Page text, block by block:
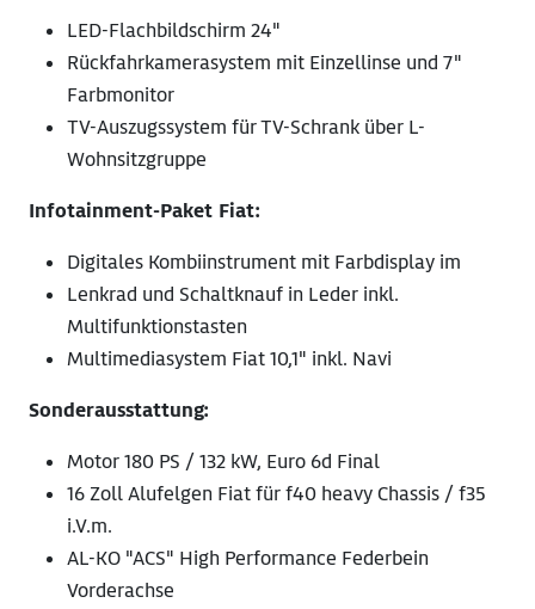
LED-Flachbildschirm 24"
Rückfahrkamerasystem mit Einzellinse und 7"
Farbmonitor
TV-Auszugssystem für TV-Schrank über L-
Wohnsitzgruppe
Infotainment-Paket Fiat:
Digitales Kombiinstrument mit Farbdisplay im
Lenkrad und Schaltknauf in Leder inkl.
Multifunktionstasten
Multimediasystem Fiat 10,1" inkl. Navi
Sonderausstattung:
Motor 180 PS / 132 kW, Euro 6d Final
16 Zoll Alufelgen Fiat für f40 heavy Chassis / f35
i.V.m.
AL-KO "ACS" High Performance Federbein
Vorderachse